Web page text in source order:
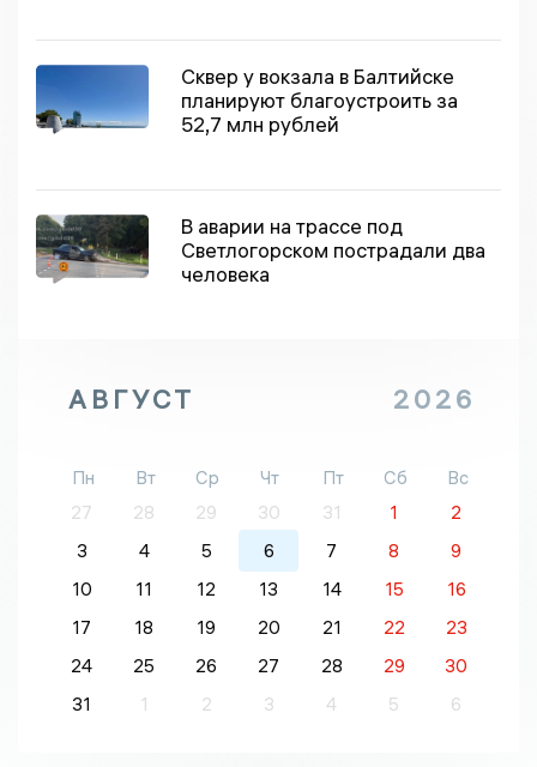
Сквер у вокзала в Балтийске
планируют благоустроить за
52,7 млн рублей
В аварии на трассе под
Светлогорском пострадали два
человека
АВГУСТ 2026
Пн Вт Ср Чт Пт Сб
Вс
27
28 29 30 31 1
2
3
4 5 6 7 8
9
10
11 12 13 14 15
16
17
18 19 20 21 22
23
24
25 26 27 28 29
30
31
1 2 3 4 5 6